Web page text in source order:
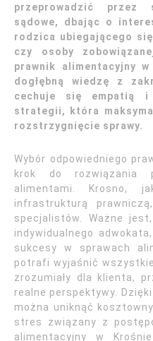
przeprowadzić przez
sądowe, dbając o
rodzica ubiegającego
czy osoby
prawnik alimentacyjny
dogłębną wiedzę z
cechuje się empatią i
strategii, która
rozstrzygnięcie sprawy.
Wybór odpowiedniego
krok do rozwiązania
alimentami. Krosno,
infrastrukturą
specjalistów. Ważne
indywidualnego
sukcesy w sprawach
potrafi wyjaśnić
zrozumiały dla klienta,
realne perspektywy.
można uniknąć
stres związany z
alimentacyjny w